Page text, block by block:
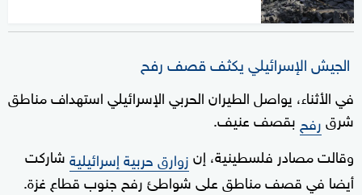
الجيش الإسرائيلي يكثف قصف رفح
في الأثناء، يواصل الطيران الحربي الإسرائيلي استهداف مناطق
شرقرفح بقصف عنيف.
وقالت مصادر فلسطينية، إنزوارق حربية إسرائيليةشاركت
أيضا في قصف مناطق على شواطئ رفح جنوب قطاع غزة.